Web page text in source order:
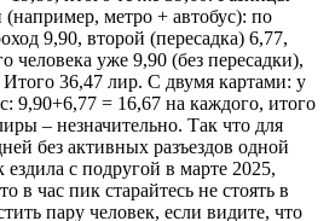
(например, метро + автобус): по
9,90, второй (пересадка) 6,77,
человека уже 9,90 (без пересадки),
36,47 лир. С двумя картами: у
9,90+6,77 = 16,67 на каждого, итого
– незначительно. Так что для
без активных разъездов одной
с подругой в марте 2025,
в час пик старайтесь не стоять в
пару человек, если видите, что